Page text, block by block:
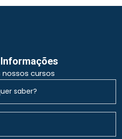
nossos cursos